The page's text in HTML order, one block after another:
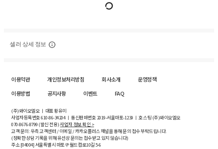
셀러 상세 정보
이용약관 개인정보처리방침 회사소개
운영정책
이용방법
공지사항 이벤트 FAQ
(주)와이오엘오 ㅣ 대표 황유미
사업자등록번호610-86-34204ㅣ 통신판매번호 2019-서울마포-1239 ㅣ 호스팅 (주)와이오엘오
070-8676-8799 (발신 전용)사업자 정보 확인 >
고객 문의: 우측 고객센터 / 이메일 / 카카오플러스 채널을 통해 문의 접수 부탁드립니다.
(정확한 상담 기록을 위해 유선상 문의는 접수받고 있지 않습니다)
주소 [04004] 서울특별시 마포구 월드컵로10길5-6